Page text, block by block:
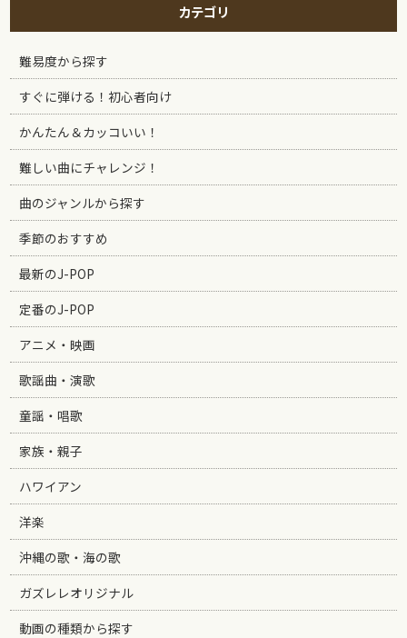
カテゴリ
難易度から探す
すぐに弾ける！初心者向け
かんたん＆カッコいい！
難しい曲にチャレンジ！
曲のジャンルから探す
季節のおすすめ
最新のJ-POP
定番のJ-POP
アニメ・映画
歌謡曲・演歌
童謡・唱歌
家族・親子
ハワイアン
洋楽
沖縄の歌・海の歌
ガズレレオリジナル
動画の種類から探す